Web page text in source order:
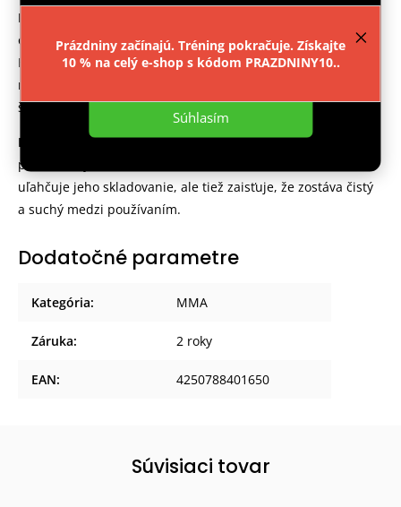
provozu webu neustále zlepšovali jeho funkce,
Nastavenie
Súhlasím
Prázdniny začínajú. Tréning pokračuje. Získajte
10 % na celý e-shop s kódom PRAZDNINY10..
Kvalitný Materiál a Overená Bezpečnosť
otestovaný v renomovaných inštitúciách, vrátane UK Satra
House a Štátneho zdravotníckeho ústavu. Vďaka tomu
môžete mať istotu, že tento produkt spĺňa najvyššie
štandardy bezpečnosti.
Elegantná a Praktická Krabička: Chránič je dodávaný v
priehľadnej krabičke s otvormi na vetranie, čo nielen že
uľahčuje jeho skladovanie, ale tiež zaisťuje, že zostáva čistý
a suchý medzi používaním.
Dodatočné parametre
Kategória: MMA
Záruka: 2 roky
EAN: 4250788401650
Súvisiaci tovar